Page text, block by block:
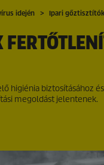
idején
Ipari
higiénia biztosításához
megoldást jelentenek.